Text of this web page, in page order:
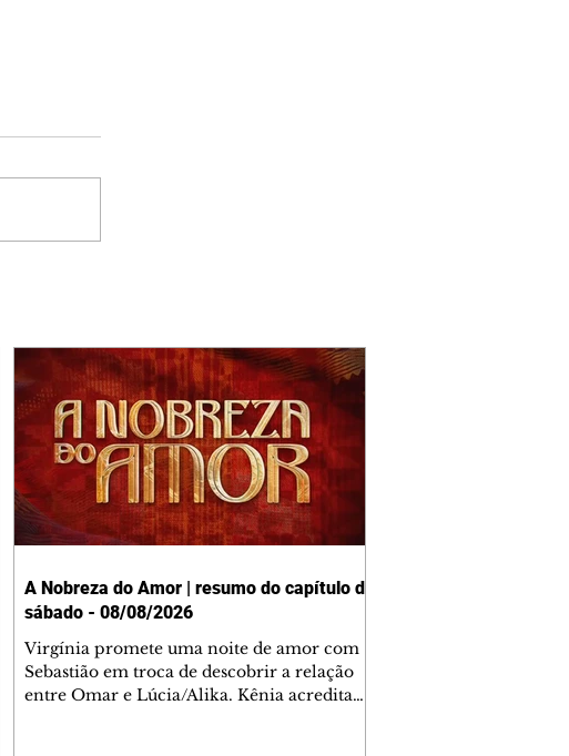
A Nobreza do Amor | resumo do capítulo de
sábado - 08/08/2026
Virgínia promete uma noite de amor com
Sebastião em troca de descobrir a relação
entre Omar e Lúcia/Alika. Kênia acredita